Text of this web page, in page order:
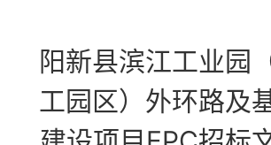
阳新县滨江工业园
工园区）外环路及